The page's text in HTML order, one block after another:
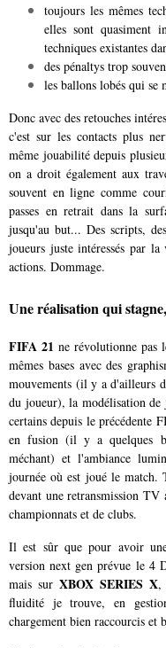
toujours les mêmes
elles sont quasiment
techniques existantes
des pénaltys trop
les ballons lobés qui se
Donc avec des retouches
c'est sur les contacts plus
même jouabilité depuis
on a droit également aux
souvent en ligne comme
passes en retrait dans la
jusqu'au but... Des scripts,
joueurs juste intéressés par
actions. Dommage.
Une réalisation qui
FIFA 21ne révolutionne pas
mêmes bases avec des
mouvements (il y a d'ailleurs
du joueur), la modélisation de
certains depuis le précédente
en fusion (il y a quelques
méchant) et l'ambiance
journée où est joué le
devant une retransmission TV
championnats et de clubs.
Il est sûr que pour avoir
version next gen prévue le 4
mais surXBOX SERIES X,
fluidité je trouve, en
chargement bien raccourcis et